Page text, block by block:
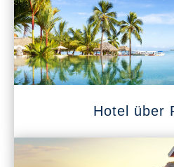
Hotel über